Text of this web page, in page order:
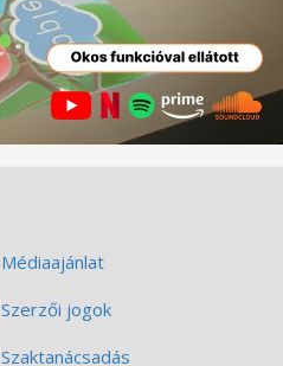
Médiaajánlat
Szerzői jogok
Szaktanácsadás